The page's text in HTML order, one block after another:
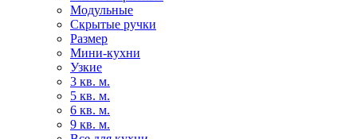
Модульные
Скрытые ручки
Размер
Мини-кухни
Узкие
3 кв. м.
5 кв. м.
6 кв. м.
9 кв. м.